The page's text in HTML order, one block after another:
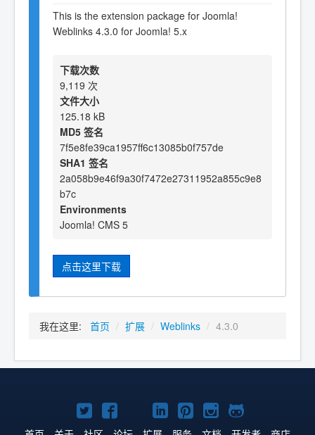
This is the extension package for Joomla!
Weblinks 4.3.0 for Joomla! 5.x
下载次数
9,119 次
文件大小
125.18 kB
MD5 签名
7f5e8fe39ca1957ff6c13085b0f757de
SHA1 签名
2a058b9e46f9a30f7472e27311952a855c9e8
b7c
Environments
Joomla! CMS 5
点击这里下载
我在这里: 首页 / 扩展 / Weblinks / 4.3.0
TwitterFacebookYouTube
LinkedIn
Pinterest
Instagram
GitHub